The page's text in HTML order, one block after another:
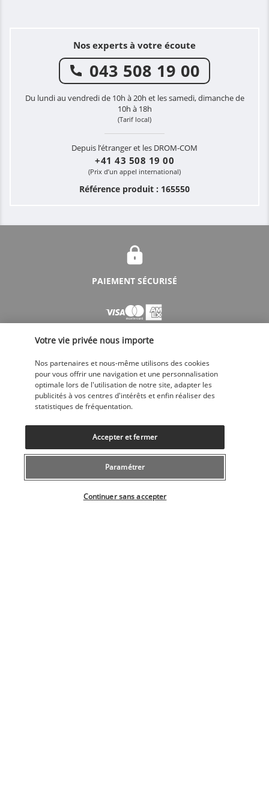
Nos experts à votre écoute
043 508 19 00
Du lundi au vendredi de 10h à 20h et les samedi, dimanche de
10h à 18h
(Tarif local)
Depuis l’étranger et les DROM-COM
+41 43 508 19 00
(Prix d’un appel international)
Référence produit : 165550
PAIEMENT SÉCURISÉ
SUIVEZ-NOUS
CONTACTEZ-NOUS
043 508 19 00
Votre vie privée nous importe
Nos partenaires et nous-même utilisons des cookies
pour vous offrir une navigation et une personnalisation
optimale lors de l'utilisation de notre site, adapter les
publicités à vos centres d'intérêts et enfin réaliser des
statistiques de fréquentation.
Paramétrer
Continuer sans accepter
Accepter et fermer